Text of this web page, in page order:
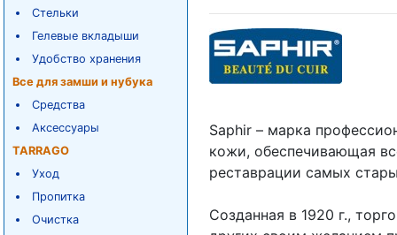
Стельки
Гелевые вкладыши
Удобство хранения
Все для замши и нубука
Средства
Аксессуары
TARRAGO
Уход
Пропитка
Очистка
Saphir – марка
кожи, обеспечивающая
реставрации самых
Созданная в 1920 г.,